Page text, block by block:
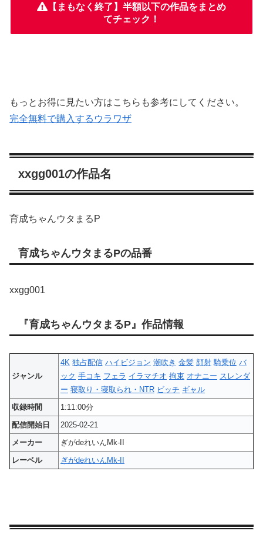
【まもなく終了】半額以下の作品をまとめ
てチェック！
もっとお得に見たい方はこちらも参考にしてください。
完全無料で購入するウラワザ
xxgg001の作品名
育成ちゃんウタまるP
育成ちゃんウタまるPの品番
xxgg001
『育成ちゃんウタまるP』作品情報
ジャンル
4K 独占配信 ハイビジョン 潮吹き 金髪 顔射 騎乗位 バ
ック 手コキ フェラ イラマチオ 拘束 オナニー スレンダ
ー 寝取り・寝取られ・NTR ビッチ ギャル
収録時間
1:11:00分
配信開始日
2025-02-21
メーカー
ぎがdeれいんMk-II
レーベル
ぎがdeれいんMk-II